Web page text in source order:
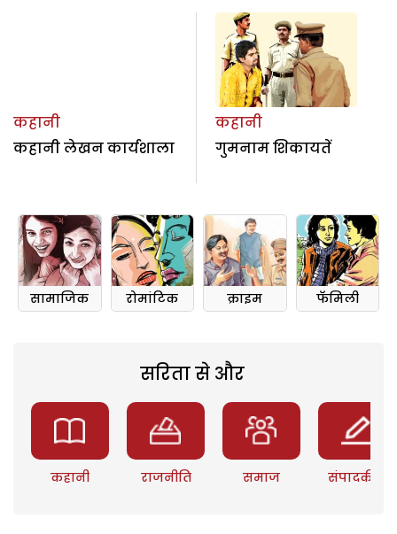
कहानी
कहानी लेखन कार्यशाला
कहानी
गुमनाम शिकायतें
सामाजिक रोमांटिक क्राइम फॅमिली
सरिता से और
कहानी राजनीति समाज संपादकीय